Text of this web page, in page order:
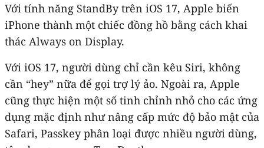
Với tính năng StandBy trên iOS 17, Apple biến
iPhone thành một chiếc đồng hồ bằng cách khai
thác Always on Display.
Với iOS 17, người dùng chỉ cần kêu Siri, không
cần “hey” nữa để gọi trợ lý ảo. Ngoài ra, Apple
cũng thực hiện một số tinh chỉnh nhỏ cho các ứng
dụng mặc định như nâng cấp mức độ bảo mật của
Safari, Passkey phân loại được nhiều người dùng,